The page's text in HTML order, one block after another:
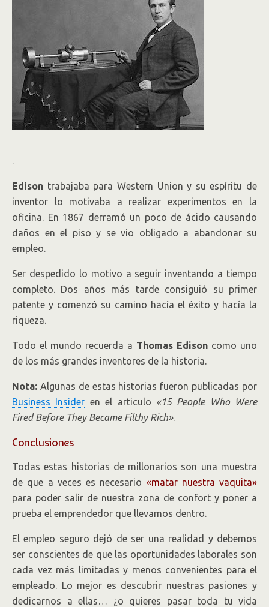
.
Edison trabajaba para Western Union y su espíritu de
inventor lo motivaba a realizar experimentos en la
oficina. En 1867 derramó un poco de ácido causando
daños en el piso y se vio obligado a abandonar su
empleo.
Ser despedido lo motivo a seguir inventando a tiempo
completo. Dos años más tarde consiguió su primer
patente y comenzó su camino hacía el éxito y hacía la
riqueza.
Todo el mundo recuerda a Thomas Edison como uno
de los más grandes inventores de la historia.
Nota: Algunas de estas historias fueron publicadas por
Business Insider en el articulo «15 People Who Were
Fired Before They Became Filthy Rich».
Conclusiones
Todas estas historias de millonarios son una muestra
de que a veces es necesario «matar nuestra vaquita»
para poder salir de nuestra zona de confort y poner a
prueba el emprendedor que llevamos dentro.
El empleo seguro dejó de ser una realidad y debemos
ser conscientes de que las oportunidades laborales son
cada vez más limitadas y menos convenientes para el
empleado. Lo mejor es descubrir nuestras pasiones y
dedicarnos a ellas… ¿o quieres pasar toda tu vida